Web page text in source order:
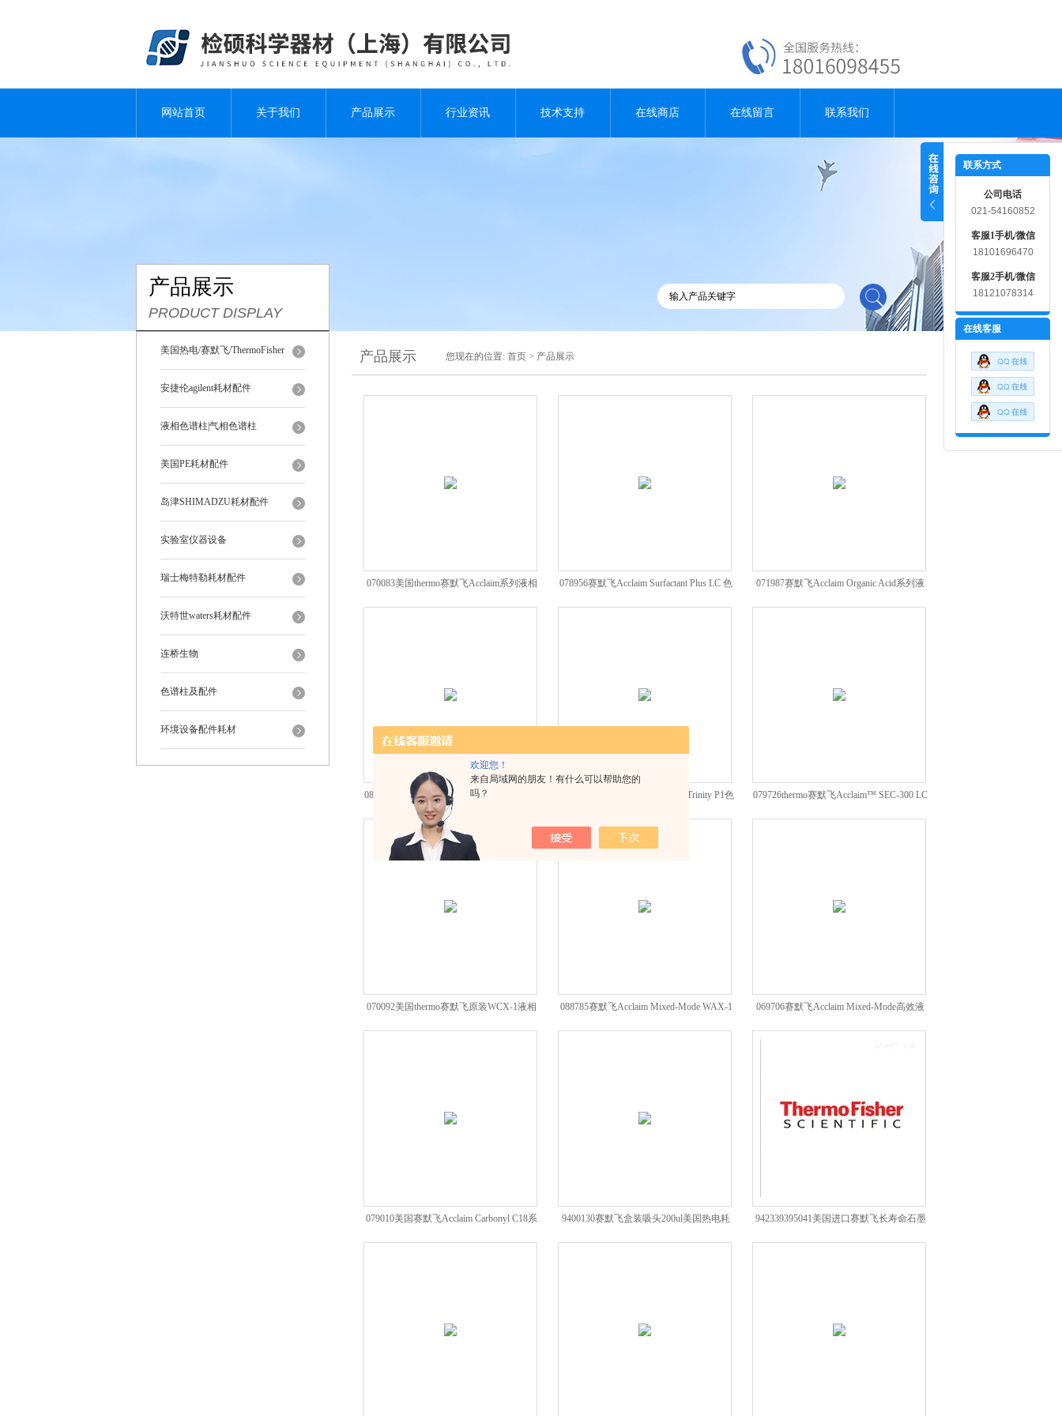
欢迎您！
来自局域网的朋友！有什么可以帮助您的
吗？
网站首页 关于我们 产品展示 行业资讯 技术支持 在线商店 在线留言 联系我们
产品展示
PRODUCT DISPLAY
美国热电/赛默飞/ThermoFisher
安捷伦agilent耗材配件
液相色谱柱|气相色谱柱
美国PE耗材配件
岛津SHIMADZU耗材配件
实验室仪器设备
瑞士梅特勒耗材配件
沃特世waters耗材配件
连桥生物
色谱柱及配件
环境设备配件耗材
产品展示 您现在的位置: 首页 > 产品展示
070083美国thermo赛默飞Acclaim系列液相
色谱柱
078956赛默飞Acclaim Surfactant Plus LC 色
谱柱
071987赛默飞Acclaim Organic Acid系列液
相色谱柱
085436美国进口赛默飞Acclaim Trinity P2色
谱柱
071387美国进口赛默飞Acclaim Trinity P1色 079726thermo赛默飞Acclaim™ SEC-300 LC
色谱柱
070092美国thermo赛默飞原装WCX-1液相
色谱柱
088785赛默飞Acclaim Mixed-Mode WAX-1
系列色谱柱
069706赛默飞Acclaim Mixed-Mode高效液
相色谱柱
079010美国赛默飞Acclaim Carbonyl C18系
列色谱柱
9400130赛默飞盒装吸头200ul美国热电耗
材配件*
942339395041美国进口赛默飞长寿命石墨
管thermo光谱耗材
联系方式
公司电话
021-54160852
客服1手机/微信
18101696470
客服2手机/微信
18121078314
在线客服